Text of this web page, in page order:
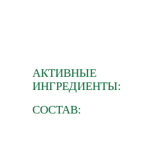
АКТИВНЫЕ
ИНГРЕДИЕНТЫ:
СОСТАВ: